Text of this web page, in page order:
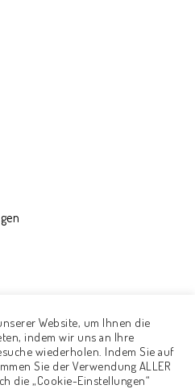
Alle Rechte
Website, um Ihnen die
indem wir uns an Ihre
wiederholen. Indem Sie auf
Sie der Verwendung ALLER
die „Cookie-Einstellungen“